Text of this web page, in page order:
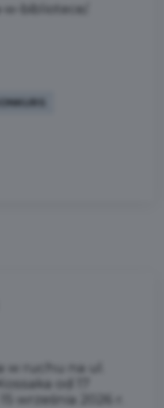
bibliotece/.
w ruchu na ul.
od 17
września 2026 r.